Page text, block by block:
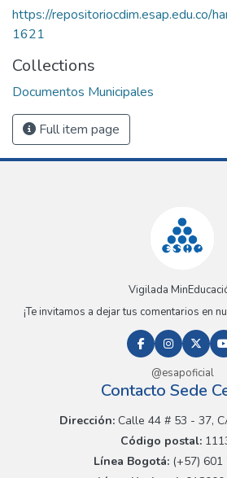
https://repositoriocdim.esap.edu.co/
1621
Collections
Documentos Municipales
Full item page
Vigilada
¡Te invitamos a dejar tus comentarios en
@esapoficial
Contacto Sede
Dirección:Calle 44 # 53 - 37,
Código postal:
Línea Bogotá:(+57) 601